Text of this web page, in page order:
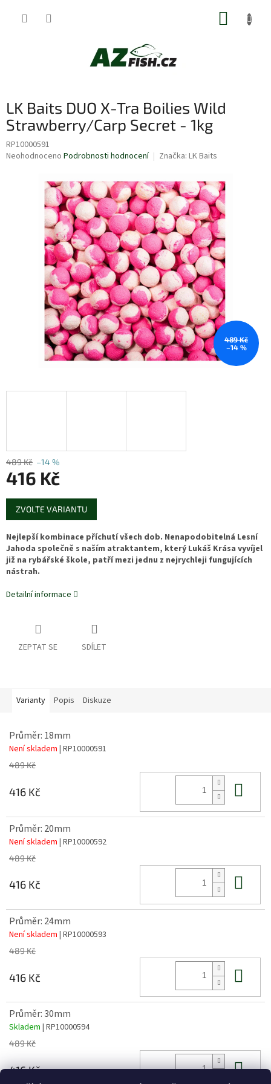
LK Baits DUO X-Tra Boilies Wild
Strawberry/Carp Secret - 1kg
RP10000591
Průměrné
hvězdiček.
Neohodnoceno Podrobnosti hodnocení Značka: LK Baits
489 Kč
–14 %
489 Kč –14 %
416 Kč
Měrná
cena:
ZVOLTE VARIANTU
Nejlepší kombinace příchutí všech dob. Nenapodobitelná Lesní
Jahoda společně s naším atraktantem, který Lukáš Krása vyvíjel
již na rybářské škole, patří mezi jednu z nejrychleji fungujících
nástrah.
Detailní informace
ZEPTAT SE SDÍLET
Varianty Popis Diskuze
Průměr: 18mm
Není skladem | RP10000591
489 Kč
416 Kč
Průměr: 20mm
Není skladem | RP10000592
489 Kč
416 Kč
Průměr: 24mm
Není skladem | RP10000593
489 Kč
416 Kč
Průměr: 30mm
Skladem | RP10000594
489 Kč
416 Kč Do